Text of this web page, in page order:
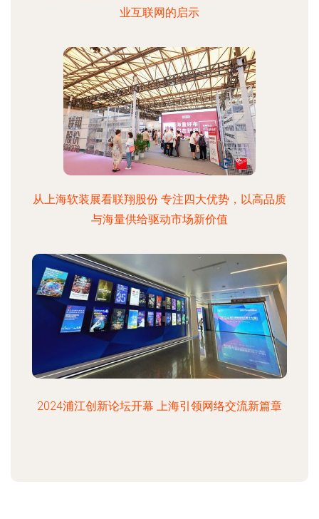
业互联网的启示
从上海软装展看联翔股份 专注四大优势，以高品质
与海量供给驱动市场新价值
2024浦江创新论坛开幕 上海引领网络交流新篇章